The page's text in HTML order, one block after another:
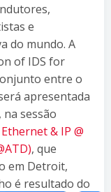
e
do mundo. A
of IDS for
entre o
apresentada
sessão
Ethernet & IP @
, que
em Detroit,
é resultado do